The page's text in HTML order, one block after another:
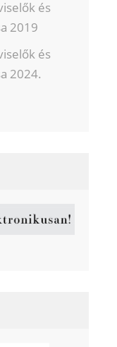
és
2019
és
2024.